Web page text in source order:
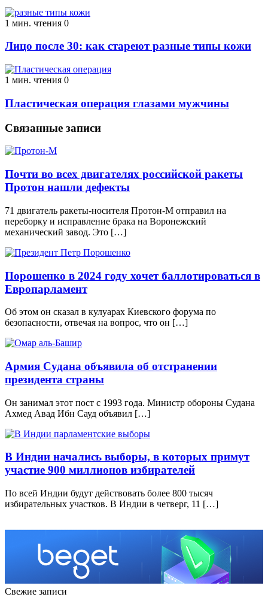
1 мин. чтения 0
Лицо после 30: как стареют разные типы кожи
1 мин. чтения 0
Пластическая операция глазами мужчины
Связанные записи
Почти во всех двигателях российской ракеты
Протон нашли дефекты
71 двигатель ракеты-носителя Протон-М отправил на
переборку и исправление брака на Воронежский
механический завод. Это […]
Порошенко в 2024 году хочет баллотироваться в
Европарламент
Об этом он сказал в кулуарах Киевского форума по
безопасности, отвечая на вопрос, что он […]
Армия Судана объявила об отстранении
президента страны
Он занимал этот пост с 1993 года. Министр обороны Судана
Ахмед Авад Ибн Сауд объявил […]
В Индии начались выборы, в которых примут
участие 900 миллионов избирателей
По всей Индии будут действовать более 800 тысяч
избирательных участков. В Индии в четверг, 11 […]
Свежие записи